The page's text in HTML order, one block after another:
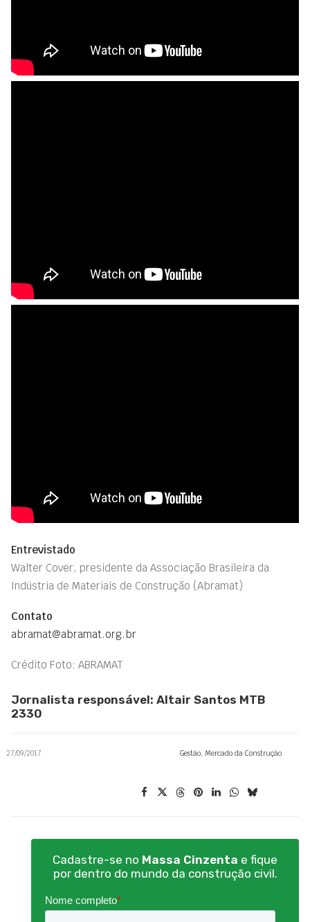
Entrevistado
Walter Cover, presidente da Associação Brasileira da
Indústria de Materiais de Construção (Abramat)
Contato
abramat@abramat.org.br
Crédito Foto: ABRAMAT
Jornalista responsável: Altair Santos MTB
2330
27/09/2017 Gestão, Mercado da Construção
Cadastre-se no Massa Cinzenta e fique
por dentro do mundo da construção civil.